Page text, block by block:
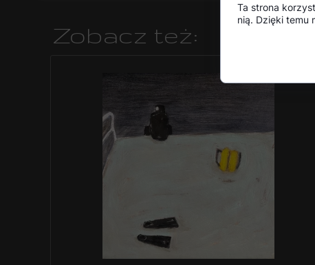
Zobacz też:
Ta strona
nią. Dzięki temu